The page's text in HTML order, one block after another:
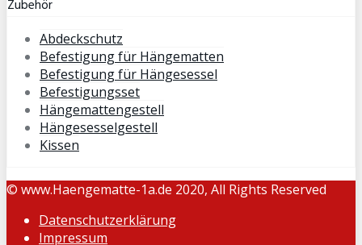
Zubehör
Abdeckschutz
Befestigung für Hängematten
Befestigung für Hängesessel
Befestigungsset
Hängemattengestell
Hängesesselgestell
Kissen
© www.Haengematte-1a.de 2020, All Rights Reserved
Datenschutzerklärung
Impressum